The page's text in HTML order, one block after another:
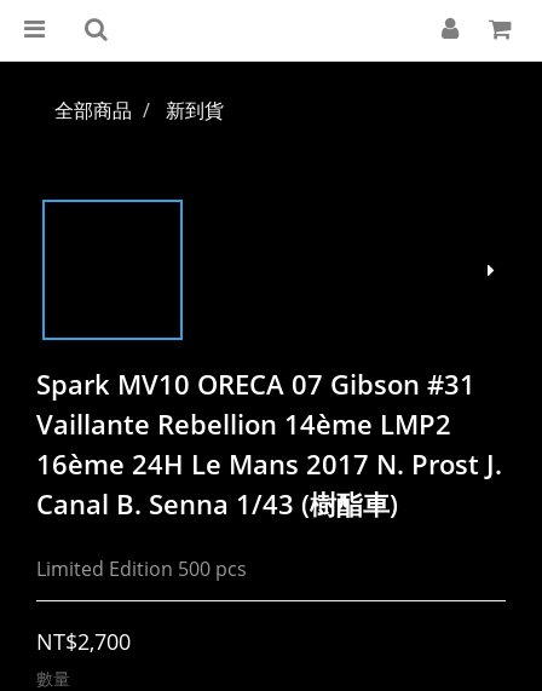
全部商品 新到貨
Spark MV10 ORECA 07 Gibson #31
Vaillante Rebellion 14ème LMP2
16ème 24H Le Mans 2017 N. Prost J.
Canal B. Senna 1/43 (樹酯車)
Limited Edition 500 pcs
NT$2,700
數量